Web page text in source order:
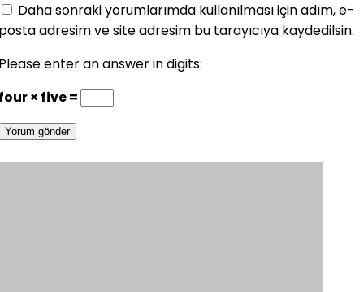
Daha sonraki yorumlarımda kullanılması için adım, e-
adresim ve site adresim bu tarayıcıya kaydedilsin.
enter an answer in digits:
× five =